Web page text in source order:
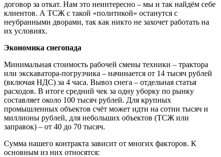
договор за откат. Нам это неинтересно – мы и так найдём себе
клиентов. А ТСЖ с такой «политикой» останутся с
неубранными дворами, так как никто не захочет работать на
их условиях.
Экономика снегопада
Минимальная стоимость рабочей смены техники – трактора
или экскаватора-погрузчика – начинается от 14 тысяч рублей
(включая НДС) за 4 часа. Вывоз снега – отдельная статья
расходов. В итоге средний чек за одну уборку по рынку
составляет около 100 тысяч рублей. Для крупных
промышленных объектов счёт может идти на сотни тысяч и
миллионы рублей, для небольших объектов (ТСЖ или
заправок) – от 40 до 70 тысяч.
Сумма нашего контракта зависит от многих факторов. К
основным из них относятся: